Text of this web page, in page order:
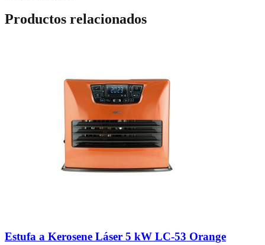
Productos relacionados
Estufa a Kerosene Láser 5 kW LC-53 Orange